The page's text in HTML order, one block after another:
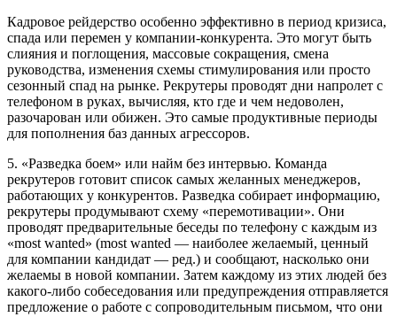
Кадровое рейдерство особенно эффективно в период кризиса,
спада или перемен у компании-конкурента. Это могут быть
слияния и поглощения, массовые сокращения, смена
руководства, изменения схемы стимулирования или просто
сезонный спад на рынке. Рекрутеры проводят дни напролет с
телефоном в руках, вычисляя, кто где и чем недоволен,
разочарован или обижен. Это самые продуктивные периоды
для пополнения баз данных агрессоров.
5. «Разведка боем» или найм без интервью. Команда
рекрутеров готовит список самых желанных менеджеров,
работающих у конкурентов. Разведка собирает информацию,
рекрутеры продумывают схему «перемотивации». Они
проводят предварительные беседы по телефону с каждым из
«most wanted» (most wanted — наиболее желаемый, ценный
для компании кандидат — ред.) и сообщают, насколько они
желаемы в новой компании. Затем каждому из этих людей без
какого-либо собеседования или предупреждения отправляется
предложение о работе с сопроводительным письмом, что они